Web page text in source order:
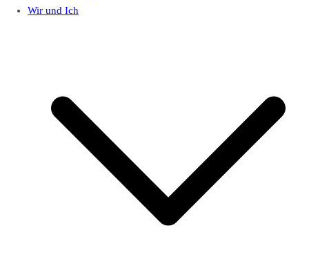
Wir und Ich